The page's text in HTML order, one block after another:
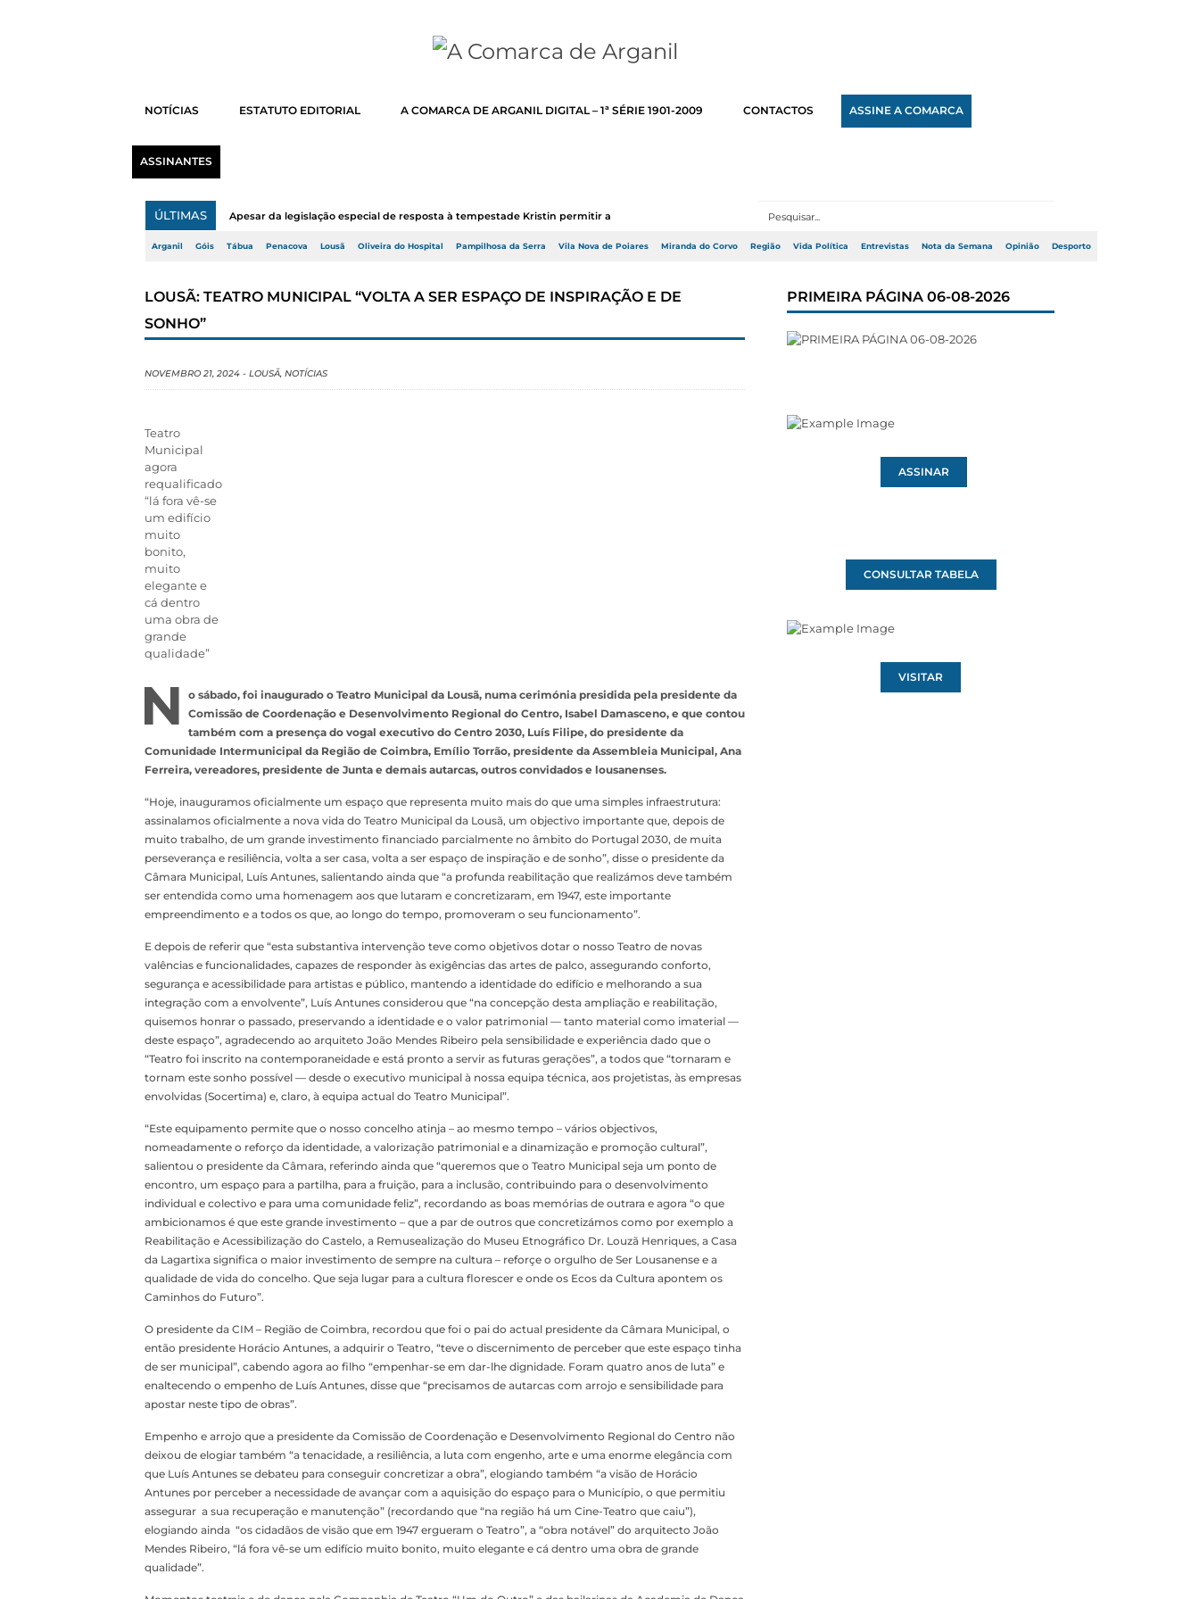
NOTÍCIAS ESTATUTO EDITORIAL A COMARCA DE ARGANIL DIGITAL – 1ª SÉRIE 1901-2009 CONTACTOS ASSINE A COMARCA
ASSINANTES
ÚLTIMAS Apesar da legislação especial de resposta à tempestade Kristin permitir a adj...
Arganil Góis Tábua Penacova Lousã Oliveira do Hospital Pampilhosa da Serra Vila Nova de Poiares Miranda do Corvo Região Vida Política Entrevistas Nota da Semana Opinião Desporto
LOUSÃ: TEATRO MUNICIPAL “VOLTA A SER ESPAÇO DE INSPIRAÇÃO E DE
SONHO”
NOVEMBRO 21, 2024 - LOUSÃ, NOTÍCIAS
Teatro
Municipal
agora
requalificado
“lá fora vê-se
um edifício
muito
bonito,
muito
elegante e
cá dentro
uma obra de
grande
qualidade”
N
o sábado, foi inaugurado o Teatro Municipal da Lousã, numa cerimónia presidida pela presidente da
Comissão de Coordenação e Desenvolvimento Regional do Centro, Isabel Damasceno, e que contou
também com a presença do vogal executivo do Centro 2030, Luís Filipe, do presidente da
Comunidade Intermunicipal da Região de Coimbra, Emílio Torrão, presidente da Assembleia Municipal, Ana
Ferreira, vereadores, presidente de Junta e demais autarcas, outros convidados e lousanenses.
“Hoje, inauguramos oficialmente um espaço que representa muito mais do que uma simples infraestrutura:
assinalamos oficialmente a nova vida do Teatro Municipal da Lousã, um objectivo importante que, depois de
muito trabalho, de um grande investimento financiado parcialmente no âmbito do Portugal 2030, de muita
perseverança e resiliência, volta a ser casa, volta a ser espaço de inspiração e de sonho”, disse o presidente da
Câmara Municipal, Luís Antunes, salientando ainda que “a profunda reabilitação que realizámos deve também
ser entendida como uma homenagem aos que lutaram e concretizaram, em 1947, este importante
empreendimento e a todos os que, ao longo do tempo, promoveram o seu funcionamento”.
E depois de referir que “esta substantiva intervenção teve como objetivos dotar o nosso Teatro de novas
valências e funcionalidades, capazes de responder às exigências das artes de palco, assegurando conforto,
segurança e acessibilidade para artistas e público, mantendo a identidade do edifício e melhorando a sua
integração com a envolvente”, Luís Antunes considerou que “na concepção desta ampliação e reabilitação,
quisemos honrar o passado, preservando a identidade e o valor patrimonial — tanto material como imaterial —
deste espaço”, agradecendo ao arquiteto João Mendes Ribeiro pela sensibilidade e experiência dado que o
“Teatro foi inscrito na contemporaneidade e está pronto a servir as futuras gerações”, a todos que “tornaram e
tornam este sonho possível — desde o executivo municipal à nossa equipa técnica, aos projetistas, às empresas
envolvidas (Socertima) e, claro, à equipa actual do Teatro Municipal”.
“Este equipamento permite que o nosso concelho atinja – ao mesmo tempo – vários objectivos,
nomeadamente o reforço da identidade, a valorização patrimonial e a dinamização e promoção cultural”,
salientou o presidente da Câmara, referindo ainda que “queremos que o Teatro Municipal seja um ponto de
encontro, um espaço para a partilha, para a fruição, para a inclusão, contribuindo para o desenvolvimento
individual e colectivo e para uma comunidade feliz”, recordando as boas memórias de outrara e agora “o que
ambicionamos é que este grande investimento – que a par de outros que concretizámos como por exemplo a
Reabilitação e Acessibilização do Castelo, a Remusealização do Museu Etnográfico Dr. Louzã Henriques, a Casa
da Lagartixa significa o maior investimento de sempre na cultura – reforçe o orgulho de Ser Lousanense e a
qualidade de vida do concelho. Que seja lugar para a cultura florescer e onde os Ecos da Cultura apontem os
Caminhos do Futuro”.
O presidente da CIM – Região de Coimbra, recordou que foi o pai do actual presidente da Câmara Municipal, o
então presidente Horácio Antunes, a adquirir o Teatro, “teve o discernimento de perceber que este espaço tinha
de ser municipal”, cabendo agora ao filho “empenhar-se em dar-lhe dignidade. Foram quatro anos de luta” e
enaltecendo o empenho de Luís Antunes, disse que “precisamos de autarcas com arrojo e sensibilidade para
apostar neste tipo de obras”.
Empenho e arrojo que a presidente da Comissão de Coordenação e Desenvolvimento Regional do Centro não
deixou de elogiar também “a tenacidade, a resiliência, a luta com engenho, arte e uma enorme elegância com
que Luís Antunes se debateu para conseguir concretizar a obra”, elogiando também “a visão de Horácio
Antunes por perceber a necessidade de avançar com a aquisição do espaço para o Município, o que permitiu
assegurar a sua recuperação e manutenção” (recordando que “na região há um Cine-Teatro que caiu”),
elogiando ainda “os cidadãos de visão que em 1947 ergueram o Teatro”, a “obra notável” do arquitecto João
Mendes Ribeiro, “lá fora vê-se um edifício muito bonito, muito elegante e cá dentro uma obra de grande
qualidade”.
PRIMEIRA PÁGINA 06-08-2026
ASSINAR
CONSULTAR TABELA
VISITAR